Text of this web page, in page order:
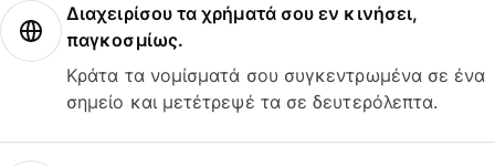
Διαχειρίσου τα χρήματά σου εν κινήσει,
παγκοσμίως.
Κράτα τα νομίσματά σου συγκεντρωμένα σε ένα
σημείο και μετέτρεψέ τα σε δευτερόλεπτα.